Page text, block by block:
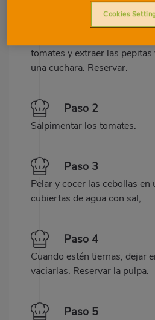
tomates y extraer las
una cuchara. Reservar.
Paso 2
Salpimentar los tomates.
Paso 3
Pelar y cocer las cebollas en
cubiertas de agua con sal,
Paso 4
Cuando estén tiernas, dejar
vaciarlas. Reservar la pulpa.
Paso 5
Cookies